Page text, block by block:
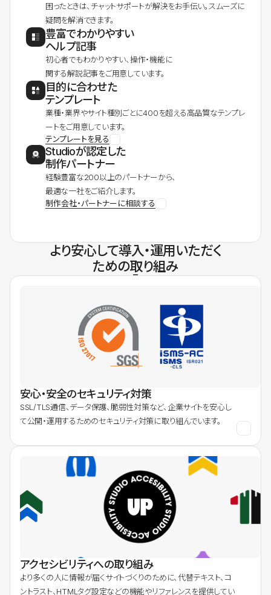
困ったときは、チャットサポートが解決をお手伝い。スムーズに
疑問を解消できます。
豊富でわかりやすい
ヘルプ記事
初心者でもわかりやすい、操作・機能に
関する解説記事をご用意しています。
目的に合わせた
テンプレート
業種・業界やサイト種別ごとに400を超える高品質なテンプレ
ートをご用意しています。
テンプレートを見る
Studioが認定した
制作パートナー
経験豊富な200以上のパートナーから、
最適な一社をご紹介します。
制作会社・パートナーに相談する
より安心して導入・運用いただく
ための取り組み
安心・安全のセキュリティ対策
SSL/TLS通信、データ保護、脆弱性対策など、企業サイトを安心し
て公開・運用するためのセキュリティ対策に取り組んでいます。
アクセシビリティへの取り組み
より多くの人に情報が届くサイトづくりのために、代替テキスト、コ
ントラスト、HTMLタグ設定などの機能やリファレンスを提供してい